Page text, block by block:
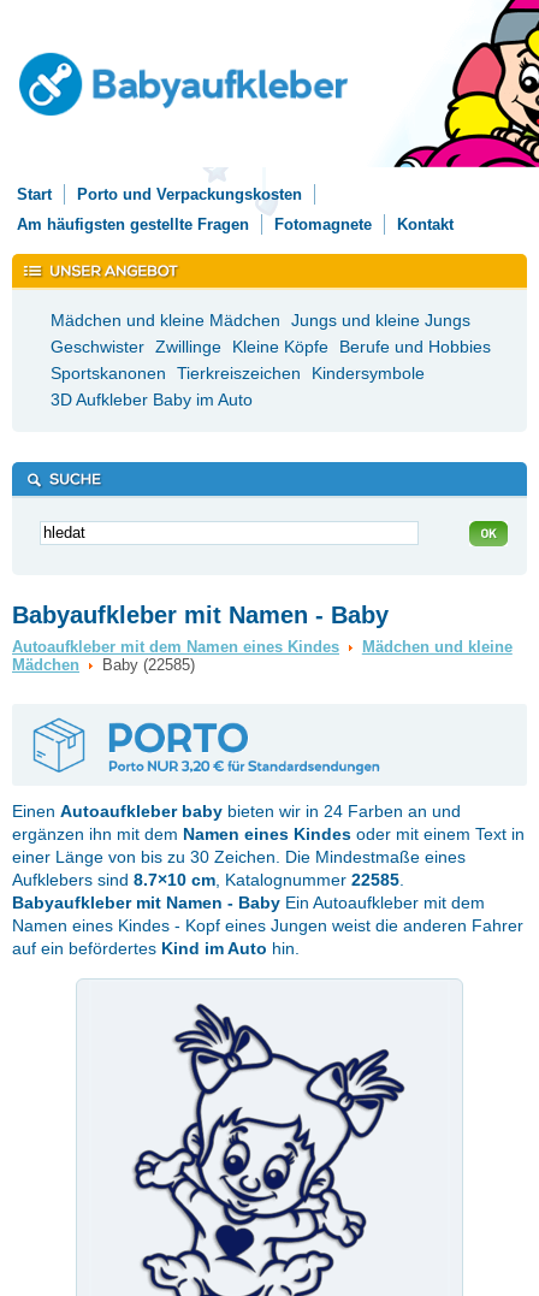
Start
Porto und Verpackungskosten
Am häufigsten gestellte Fragen
Fotomagnete Kontakt
Mädchen und kleine Mädchen
Jungs und kleine Jungs
Geschwister Zwillinge Kleine Köpfe
Berufe und Hobbies
Sportskanonen
Tierkreiszeichen
Kindersymbole
3D Aufkleber Baby im Auto
Babyaufkleber mit Namen - Baby
Autoaufkleber mit dem Namen eines Kindes
Mädchen und kleine
Mädchen
Baby (22585)
Einen Autoaufkleber baby bieten wir in 24 Farben an und
ergänzen ihn mit dem Namen eines Kindes oder mit einem Text in
einer Länge von bis zu 30 Zeichen. Die Mindestmaße eines
Aufklebers sind 8.7×10 cm , Katalognummer 22585
Babyaufkleber mit Namen - Baby Ein Autoaufkleber mit dem
Namen eines Kindes - Kopf eines Jungen weist die anderen Fahrer
auf ein befördertes Kind im Auto hin.